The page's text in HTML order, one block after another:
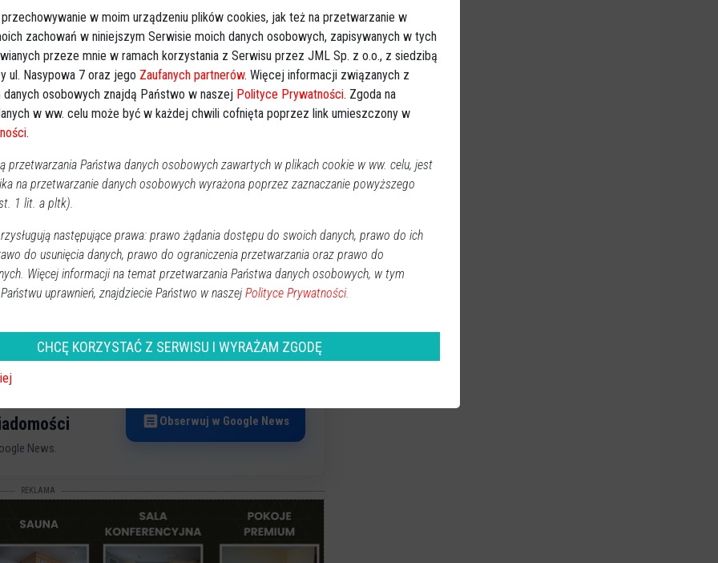
wieczoru - Hypnosaur.
przygotowanych przez sponsorów zestawów z
kolacja z prezydentem Ostrołęki - Łukaszem Kulikiem,
Kubłem, kawa z posłanką Żanetą Cwaliną-
marszałka sejmu Szymona Hołowni.
się kwesta. Wszystko co zebrano do kolorowych
Ostateczną kwotę poznamy za kilka dni po
wiadomo, że będzie rekord.Kwota, którą podano nam
a wolontariusze wciąż liczyli kolejne puszki.
Ostrołęce w ubiegłym roku wynosiła prawie 155
uzyskana podczas finałów WOŚP w naszym
ale organizatorzy mają ambicję dobić do 200
Nie od dziś wiadomo, że Ostrołęczanie mają ogromne
News.
Obserwuj w Google News
REKLAMA
w moim urządzeniu plików cookies, jak też na przetwarzanie w
zachowań w niniejszym Serwisie moich danych osobowych, zapisywanych w tych
przeze mnie w ramach korzystania z Serwisu przez JML Sp. z o.o., z siedzibą
ul. Nasypowa 7 oraz jego Zaufanych partnerów. Więcej informacji związanych z
osobowych znajdą Państwo w naszej Polityce Prywatności. Zgoda na
w ww. celu może być w każdej chwili cofnięta poprzez link umieszczony w
.
przetwarzania Państwa danych osobowych zawartych w plikach cookie w ww. celu, jest
na przetwarzanie danych osobowych wyrażona poprzez zaznaczanie powyższego
1 lit. a pltk).
następujące prawa: prawo żądania dostępu do swoich danych, prawo do ich
do usunięcia danych, prawo do ograniczenia przetwarzania oraz prawo do
Więcej informacji na temat przetwarzania Państwa danych osobowych, w tym
uprawnień, znajdziecie Państwo w naszej Polityce Prywatności.
CHCĘ KORZYSTAĆ Z SERWISU I WYRAŻAM ZGODĘ